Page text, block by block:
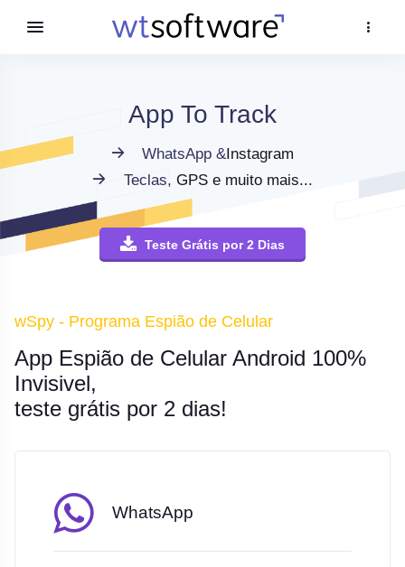
App To Track
WhatsApp &Instagram
Teclas, GPS e muito mais...
Teste Grátis por 2 Dias
wSpy - Programa Espião de Celular
App Espião de Celular Android 100%
Invisivel,
teste grátis por 2 dias!
WhatsApp